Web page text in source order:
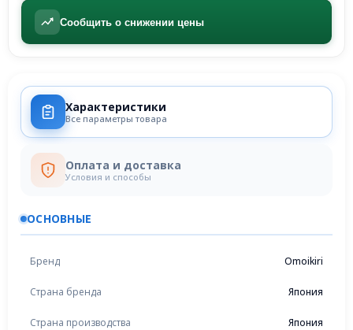
Сообщить о снижении цены
Характеристики
Все параметры товара
Оплата и доставка
Условия и способы
ОСНОВНЫЕ
Бренд Omoikiri
Страна бренда Япония
Страна производства Япония